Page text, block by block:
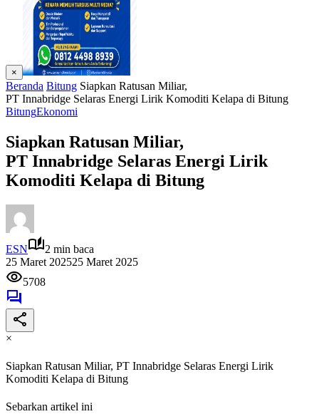
×
Beranda Bitung Siapkan Ratusan Miliar,
PT Innabridge Selaras Energi Lirik Komoditi Kelapa di Bitung
BitungEkonomi
Siapkan Ratusan Miliar,
PT Innabridge Selaras Energi Lirik
Komoditi Kelapa di Bitung
ESN
2 min baca
25 Maret 202525 Maret 2025
5708
×
Siapkan Ratusan Miliar, PT Innabridge Selaras Energi Lirik
Komoditi Kelapa di Bitung
Sebarkan artikel ini